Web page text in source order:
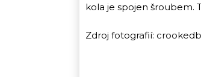
kola je spojen šroubem.
Zdroj fotografií: